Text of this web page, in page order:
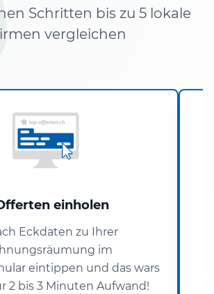
Schritten bis zu 5 lokale
vergleichen
einholen
Eckdaten zu Ihrer
im
eintippen und das wars
2 bis 3 Minuten Aufwand!